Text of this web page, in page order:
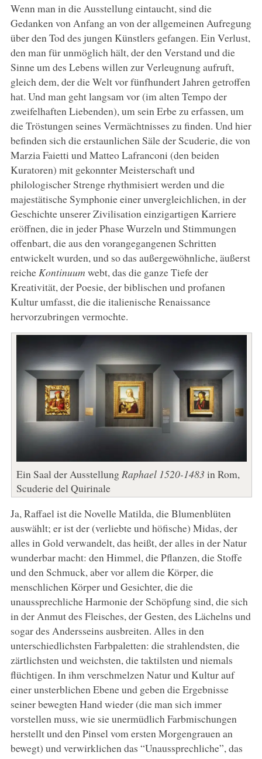
Wenn man in die Ausstellung eintaucht, sind die
Gedanken von Anfang an von der allgemeinen Aufregung
über den Tod des jungen Künstlers gefangen. Ein Verlust,
den man für unmöglich hält, der den Verstand und die
Sinne um des Lebens willen zur Verleugnung aufruft,
gleich dem, der die Welt vor fünfhundert Jahren getroffen
hat. Und man geht langsam vor (im alten Tempo der
zweifelhaften Liebenden), um sein Erbe zu erfassen, um
die Tröstungen seines Vermächtnisses zu finden. Und hier
befinden sich die erstaunlichen Säle der Scuderie, die von
Marzia Faietti und Matteo Lafranconi (den beiden
Kuratoren) mit gekonnter Meisterschaft und
philologischer Strenge rhythmisiert werden und die
majestätische Symphonie einer unvergleichlichen, in der
Geschichte unserer Zivilisation einzigartigen Karriere
eröffnen, die in jeder Phase Wurzeln und Stimmungen
offenbart, die aus den vorangegangenen Schritten
entwickelt wurden, und so das außergewöhnliche, äußerst
reiche Kontinuum webt, das die ganze Tiefe der
Kreativität, der Poesie, der biblischen und profanen
Kultur umfasst, die die italienische Renaissance
hervorzubringen vermochte.
Ein Saal der Ausstellung Raphael 1520-1483 in Rom,
Scuderie del Quirinale
Ja, Raffael ist die Novelle Matilda, die Blumenblüten
auswählt; er ist der (verliebte und höfische) Midas, der
alles in Gold verwandelt, das heißt, der alles in der Natur
wunderbar macht: den Himmel, die Pflanzen, die Stoffe
und den Schmuck, aber vor allem die Körper, die
menschlichen Körper und Gesichter, die die
unaussprechliche Harmonie der Schöpfung sind, die sich
in der Anmut des Fleisches, der Gesten, des Lächelns und
sogar des Andersseins ausbreiten. Alles in den
unterschiedlichsten Farbpaletten: die strahlendsten, die
zärtlichsten und weichsten, die taktilsten und niemals
flüchtigen. In ihm verschmelzen Natur und Kultur auf
einer unsterblichen Ebene und geben die Ergebnisse
seiner bewegten Hand wieder (die man sich immer
vorstellen muss, wie sie unermüdlich Farbmischungen
herstellt und den Pinsel vom ersten Morgengrauen an
bewegt) und verwirklichen das “Unaussprechliche”, das